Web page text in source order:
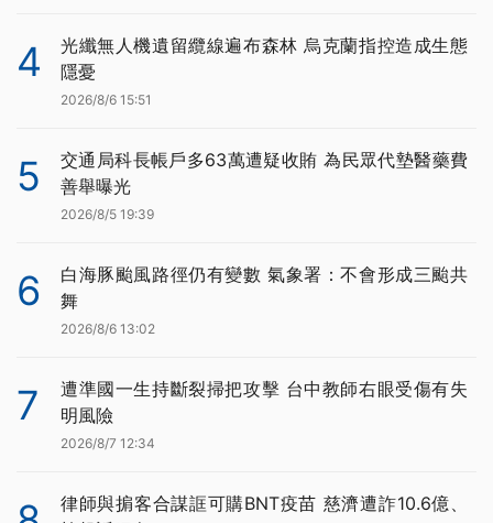
4
光纖無人機遺留纜線遍布森林 烏克蘭指控造成生態
隱憂
2026/8/6 15:51
5
交通局科長帳戶多63萬遭疑收賄 為民眾代墊醫藥費
善舉曝光
2026/8/5 19:39
6
白海豚颱風路徑仍有變數 氣象署：不會形成三颱共
舞
2026/8/6 13:02
7
遭準國一生持斷裂掃把攻擊 台中教師右眼受傷有失
明風險
2026/8/7 12:34
律師與掮客合謀誆可購BNT疫苗 慈濟遭詐10.6億、